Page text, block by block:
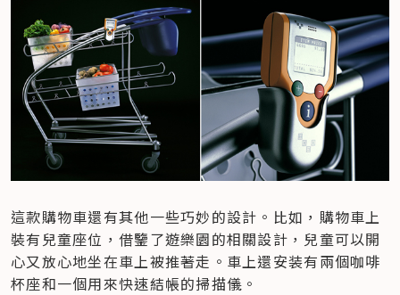
這款購物車還有其他一些巧妙的設計。比如，購物車上
裝有兒童座位，借鑒了遊樂園的相關設計，兒童可以開
心又放心地坐在車上被推著走。車上還安装有兩個咖啡
杯座和一個用來快速結帳的掃描儀。